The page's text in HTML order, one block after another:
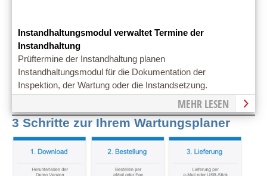
Instandhaltungsmodul verwaltet Termine der
Instandhaltung
Prüftermine der Instandhaltung planen
Instandhaltungsmodul für die Dokumentation der
Inspektion, der Wartung oder die Instandsetzung.
MEHR LESEN
3 Schritte zur Ihrem Wartungsplaner